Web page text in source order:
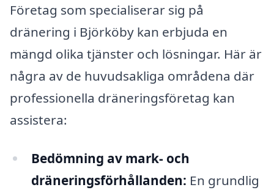
Företag som specialiserar sig på
dränering i Björköby kan erbjuda en
mängd olika tjänster och lösningar. Här är
några av de huvudsakliga områdena där
professionella dräneringsföretag kan
assistera:
Bedömning av mark- och
dräneringsförhållanden: En grundlig